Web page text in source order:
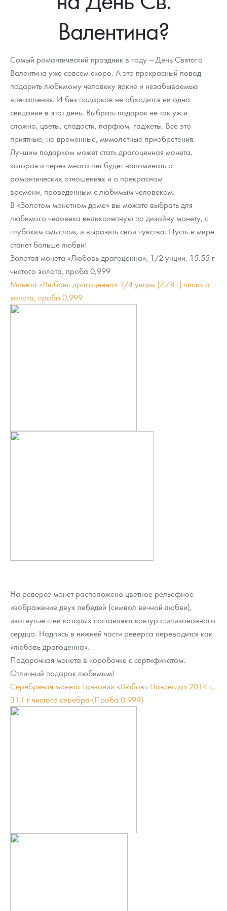
Памятные монеты России и СССР
Монеты Царской России
Монеты стран мира после 1950г
Монеты и жетоны ЗМД
Георгий Победоносец
Золотые слитки
Аксессуары
Год Лошади
Флот: ледоколы и корабли
Жетоны "Необыкновенные обитатели глубин"
Ювелирные изделия
Русская нумизматика
Золотая карманная галерея
Наборы подарочных и коллекционных монет
Монеты и жетоны из недрагоценных металлов
Выкуп серебряных монет
Вопрос - ответ
Памятка для работы с монетами из драгметаллов
Монеты
Политика конфиденциальности
Положение по обработке и защите персональных данных
Аналитика и события
2026 год
Георгий Победоносец - динамика цен
Лом выкуп
Скупка слитков
О нас
Наши преимущества
Пресс-служба
Валентина?
Самый романтический праздник в году — День Святого
Валентина уже совсем скоро. А это прекрасный повод
подарить любимому человеку яркие и незабываемые
впечатления. И без подарков не обходится ни одно
свидание в этот день. Выбрать подарок не так уж и
сложно, цветы, сладости, парфюм, гаджеты. Все это
приятные, но временные, мимолетные приобретения.
Лучшим подарком может стать драгоценная монета,
которая и через много лет будет напоминать о
романтических отношениях и о прекрасном
времени, проведенным с любимым человеком.
В «Золотом монетном доме» вы можете выбрать для
любимого человека великолепную по дизайну монету, с
глубоким смыслом, и выразить свои чувства. Пусть в мире
станет больше любви!
Золотая монета «Любовь драгоценна», 1/2 унции, 15.55 г
чистого золота, проба 0,999
Монета «Любовь драгоценна» 1/4 унции (7,78 г) чистого
золота, проба 0,999
На реверсе монет расположено цветное рельефное
изображение двух лебедей (символ вечной любви),
изогнутые шеи которых составляют контур стилизованного
сердца. Надпись в нижней части реверса переводится как
«любовь драгоценна».
Подарочная монета в коробочке с сертификатом.
Отличный подарок любимым!
Серебряная монета Танзании «Любовь Навсегда» 2014 г.,
31,1 г чистого серебра (Проба 0,999)